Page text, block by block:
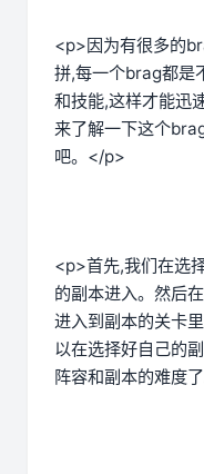
<p>因为有很多的
拼,每一个brag都是
和技能,这样才能迅
来了解一下这个
吧。</p>
<p>首先,我们在选
的副本进入。然后
进入到副本的关卡
以在选择好自己的
阵容和副本的难度